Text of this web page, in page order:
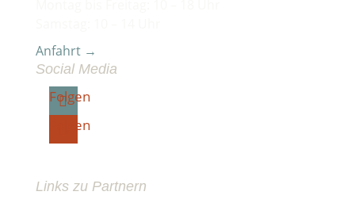
Anfahrt →
Social Media
Folgen
Folgen
Links zu Partnern